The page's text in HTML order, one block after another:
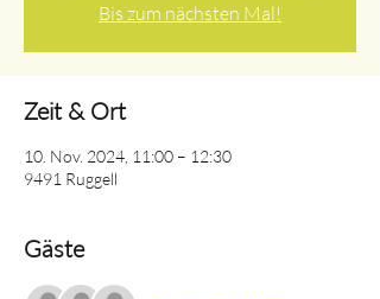
Bis zum nächsten Mal!
Zeit & Ort
10. Nov. 2024, 11:00 – 12:30
9491 Ruggell
Gäste